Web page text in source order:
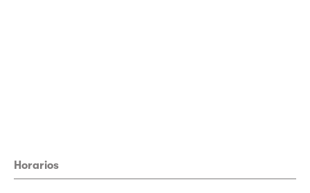
Horarios